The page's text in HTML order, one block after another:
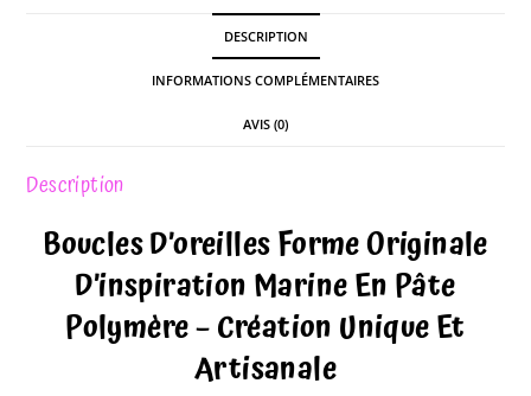
DESCRIPTION
INFORMATIONS COMPLÉMENTAIRES
AVIS (0)
Description
Boucles D’oreilles Forme Originale
D’inspiration Marine En Pâte
Polymère – Création Unique Et
Artisanale